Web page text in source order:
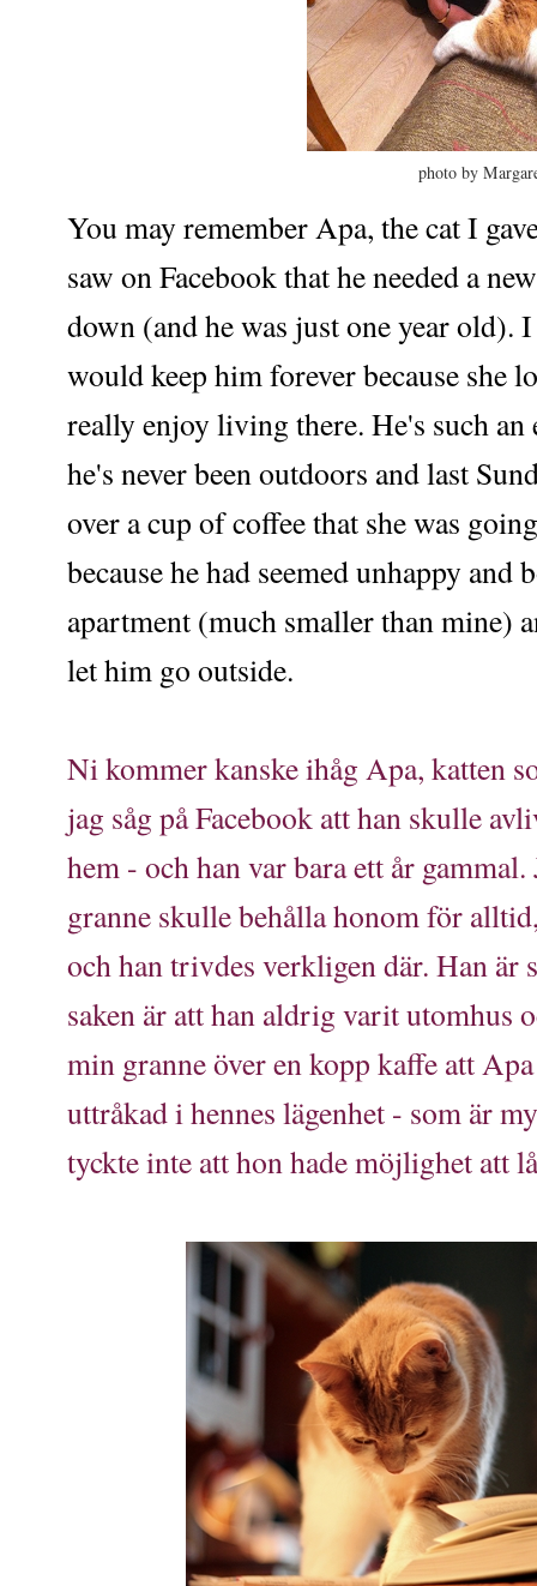
photo by
You may remember Apa, the cat I
saw on Facebook that he needed a
down (and he was just one year
would keep him forever because she
really enjoy living there. He's such
he's never been outdoors and last
over a cup of coffee that she was
because he had seemed unhappy
apartment (much smaller than mine)
let him go outside.
Ni kommer kanske ihåg Apa, katten
jag såg på Facebook att han skulle
hem - och han var bara ett år
granne skulle behålla honom för
och han trivdes verkligen där. Han är
saken är att han aldrig varit utomhus
min granne över en kopp kaffe att
uttråkad i hennes lägenhet - som är
tyckte inte att hon hade möjlighet att